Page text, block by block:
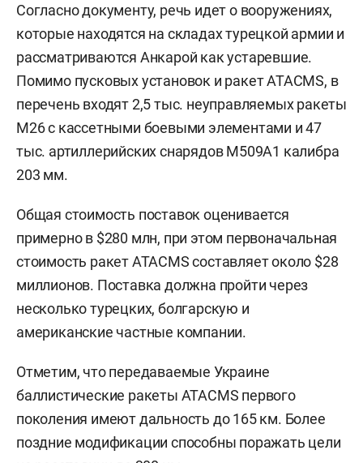
Согласно документу, речь идет о вооружениях,
которые находятся на складах турецкой армии и
рассматриваются Анкарой как устаревшие.
Помимо пусковых установок и ракет ATACMS, в
перечень входят 2,5 тыс. неуправляемых ракеты
M26 с кассетными боевыми элементами и 47
тыс. артиллерийских снарядов M509A1 калибра
203 мм.
Общая стоимость поставок оценивается
примерно в $280 млн, при этом первоначальная
стоимость ракет ATACMS составляет около $28
миллионов. Поставка должна пройти через
несколько турецких, болгарскую и
американские частные компании.
Отметим, что передаваемые Украине
баллистические ракеты ATACMS первого
поколения имеют дальность до 165 км. Более
поздние модификации способны поражать цели